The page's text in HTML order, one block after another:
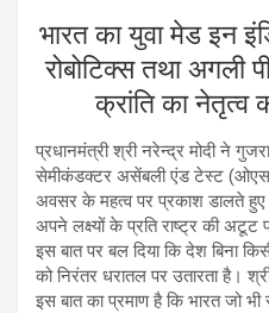
भारत का युवा मेड इन
रोबोटिक्स तथा अगली
क्रांति का नेतृत्व
प्रधानमंत्री श्री नरेन्द्र मोदी ने
सेमीकंडक्टर असेंबली एंड टेस्ट
अवसर के महत्व पर प्रकाश डालते
अपने लक्ष्यों के प्रति राष्ट्र की अटूट
इस बात पर बल दिया कि देश बिना
को निरंतर धरातल पर उतारता है।
इस बात का प्रमाण है कि भारत जो